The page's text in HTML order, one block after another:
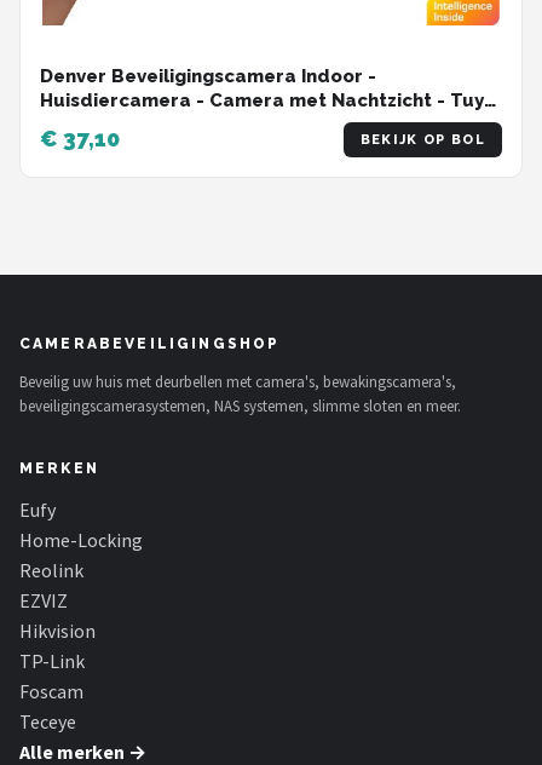
Denver Beveiligingscamera Indoor -
Huisdiercamera - Camera met Nachtzicht - Tuya
App - WiFi - HD - Bewegingsdetectie - IIC172 -
Wit
€ 37,10 BEKIJK OP BOL
CAMERABEVEILIGINGSHOP
Beveilig uw huis met deurbellen met camera's, bewakingscamera's,
beveiligingscamerasystemen, NAS systemen, slimme sloten en meer.
MERKEN
Eufy
Home-Locking
Reolink
EZVIZ
Hikvision
TP-Link
Foscam
Teceye
Alle merken →